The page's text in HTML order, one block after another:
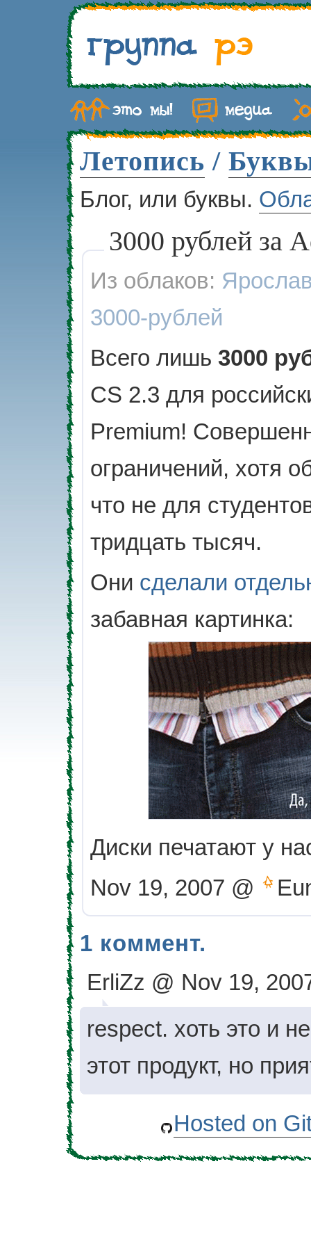
Летопись /
Блог, или буквы.
3000 рублей за
Из облаков:
3000-рублей
Всего лишь 3000
CS 2.3 для
Premium!
ограничений, хотя
что не для
тридцать тысяч.
Они сделали
забавная картинка:
Диски печатают у
Nov 19, 2007 @
1 коммент.
ErliZz @ Nov 19,
respect. хоть это и
этот продукт, но
Hosted on